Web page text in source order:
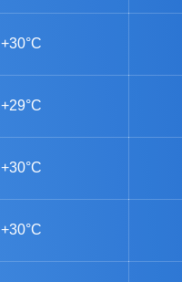
+30°C
+29°C
+30°C
+30°C